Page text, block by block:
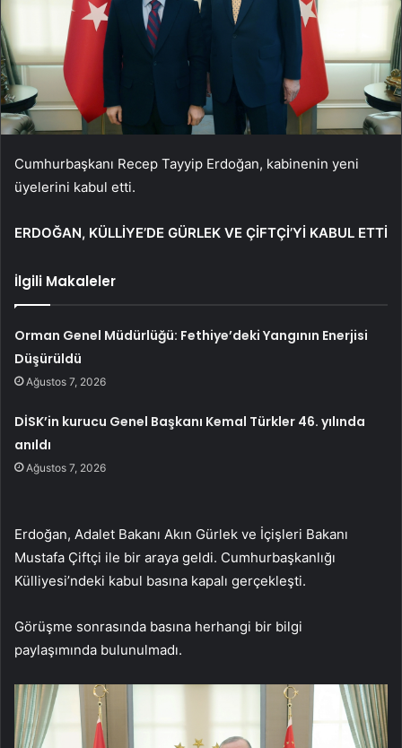
Cumhurbaşkanı Recep Tayyip Erdoğan, kabinenin yeni
üyelerini kabul etti.
ERDOĞAN, KÜLLİYE’DE GÜRLEK VE ÇİFTÇİ’Yİ KABUL ETTİ
İlgili Makaleler
Orman Genel Müdürlüğü: Fethiye’deki Yangının Enerjisi
Düşürüldü
Ağustos 7, 2026
DİSK’in kurucu Genel Başkanı Kemal Türkler 46. yılında
anıldı
Ağustos 7, 2026
Erdoğan, Adalet Bakanı Akın Gürlek ve İçişleri Bakanı
Mustafa Çiftçi ile bir araya geldi. Cumhurbaşkanlığı
Külliyesi’ndeki kabul basına kapalı gerçekleşti.
Görüşme sonrasında basına herhangi bir bilgi
paylaşımında bulunulmadı.